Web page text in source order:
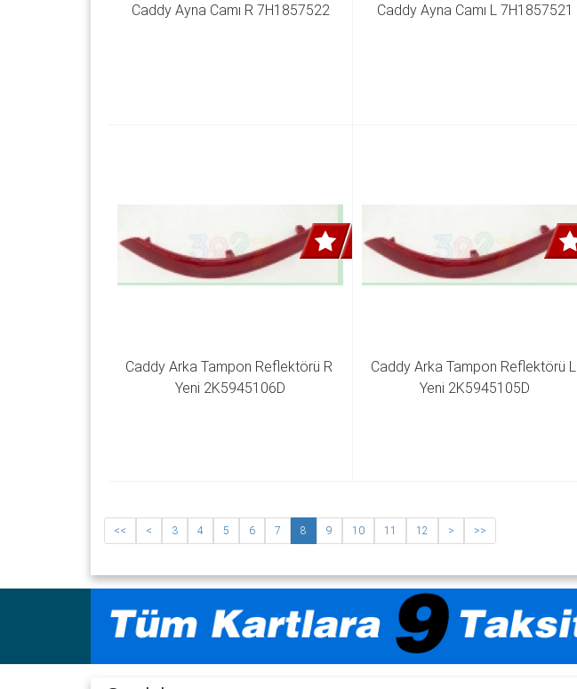
Caddy Ayna Camı R 7H1857522 Caddy Ayna Camı L 7H1857521
Caddy Arka Tampon Reflektörü R
Yeni 2K5945106D
Caddy Arka Tampon Reflektörü L
Yeni 2K5945105D
<< < 3 4 5 6 7 8 9 10 11 12 > >>